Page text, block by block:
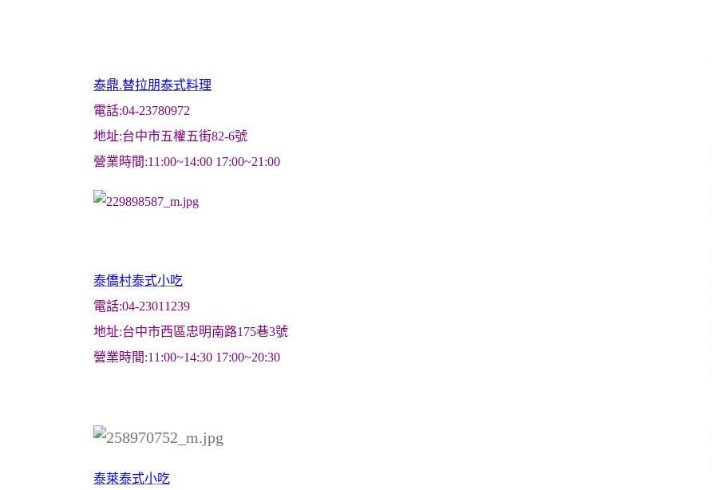
泰鼎.替拉朋泰式料理
電話:04-23780972
地址:台中市五權五街82-6號
營業時間:11:00~14:00 17:00~21:00
泰僑村泰式小吃
電話:04-23011239
地址:台中市西區忠明南路175巷3號
營業時間:11:00~14:30 17:00~20:30
泰萊泰式小吃